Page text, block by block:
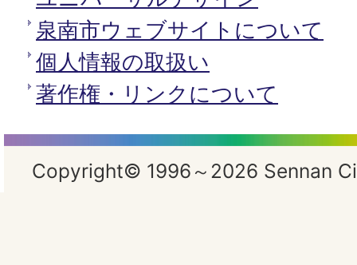
泉南市ウェブサイトについて
個人情報の取扱い
著作権・リンクについて
Copyright© 1996～2026 Sennan